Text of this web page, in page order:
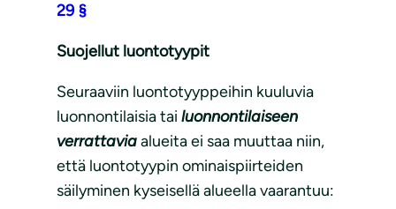
29 §
Suojellut luontotyypit
Seuraaviin luontotyyppeihin kuuluvia
luonnontilaisia tai luonnontilaiseen
verrattaviaalueita ei saa muuttaa niin,
että luontotyypin ominaispiirteiden
säilyminen kyseisellä alueella vaarantuu: